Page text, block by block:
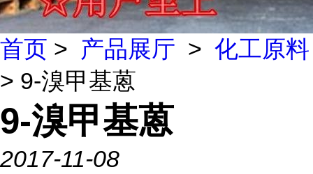
首页 > 产品展厅 > 化工原料
> 9-溴甲基蒽
9-溴甲基蒽
2017-11-08